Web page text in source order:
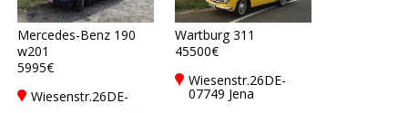
Mercedes-Benz 190
w201
5995€
Wiesenstr.26DE-
Wartburg 311
45500€
Wiesenstr.26DE-
07749 Jena